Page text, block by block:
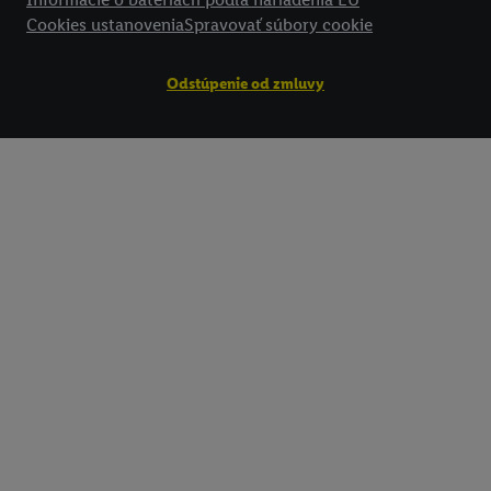
Cookies ustanoveniaSpravovať súbory cookie
Odstúpenie od zmluvy